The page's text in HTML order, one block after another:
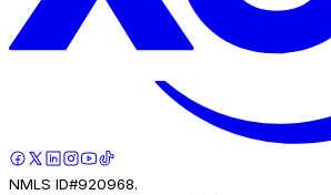
NMLS ID#920968.